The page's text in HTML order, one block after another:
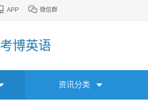
APP 微信群
考博英语
资讯分类